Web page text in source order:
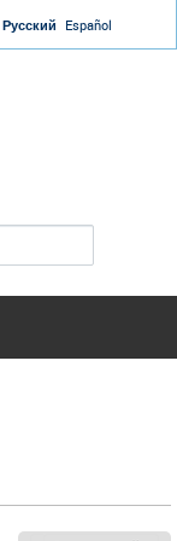
Русский Español